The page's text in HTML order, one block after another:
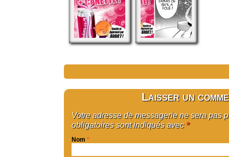
Laisser un
Votre adresse de messagerie ne sera pas
obligatoires sont indiqués avec *
Nom *